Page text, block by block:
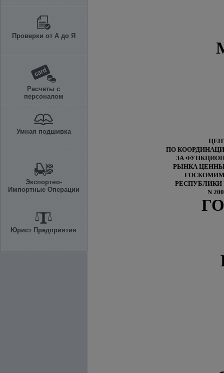
Проверки от А до Я
Расчеты с
персоналом
Умная подшивка
Экспортно-
Импортные Операции
Юрист Предприятия
ПО
ЗА
РЫНКА
РЕСПУБЛИКИ
N